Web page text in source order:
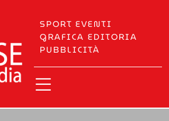
SPORT EVENTI
GRAFICA EDITORIA
PUBBLICITÀ